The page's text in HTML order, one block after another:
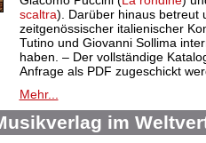
scaltra). Darüber hinaus betreut
zeitgenössischer italienischer
Tutino und Giovanni Sollima
haben. – Der vollständige
Anfrage als PDF zugeschickt
Mehr...
im